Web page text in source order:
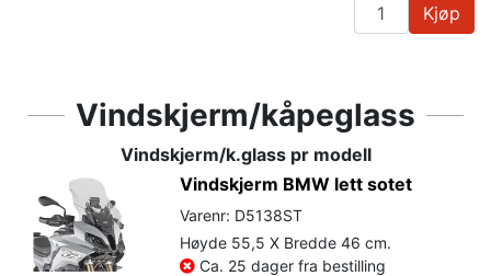
Kjøp
Vindskjerm/kåpeglass
Vindskjerm/k.glass pr modell
Vindskjerm BMW lett sotet
Varenr: D5138ST
Høyde 55,5 X Bredde 46 cm.
Ca. 25 dager fra bestilling